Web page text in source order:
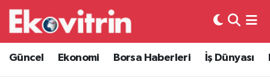
Güncel Ekonomi Borsa Haberleri İş Dünyası
Güncel
Ekonomi
Hava Durumu
Trafik Durumu